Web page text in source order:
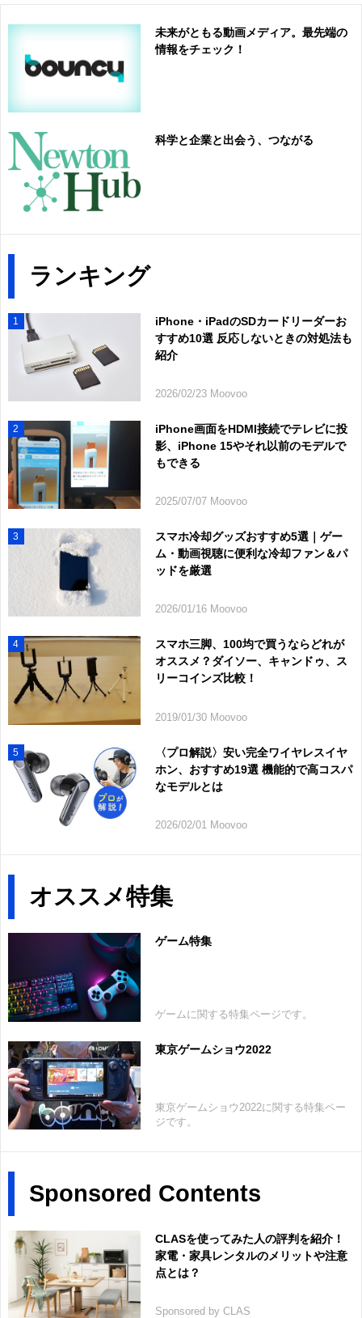
未来がともる動画メディア。最先端の
情報をチェック！
科学と企業と出会う、つながる
ランキング
1
iPhone・iPadのSDカードリーダーお
すすめ10選 反応しないときの対処法も
紹介
2026/02/23 Moovoo
2
iPhone画面をHDMI接続でテレビに投
影、iPhone 15やそれ以前のモデルで
もできる
2025/07/07 Moovoo
3
スマホ冷却グッズおすすめ5選｜ゲー
ム・動画視聴に便利な冷却ファン＆パ
ッドを厳選
2026/01/16 Moovoo
4
スマホ三脚、100均で買うならどれが
オススメ？ダイソー、キャンドゥ、ス
リーコインズ比較！
2019/01/30 Moovoo
5
〈プロ解説〉安い完全ワイヤレスイヤ
ホン、おすすめ19選 機能的で高コスパ
なモデルとは
2026/02/01 Moovoo
オススメ特集
ゲーム特集
ゲームに関する特集ページです。
東京ゲームショウ2022
東京ゲームショウ2022に関する特集ペー
ジです。
Sponsored Contents
CLASを使ってみた人の評判を紹介！
家電・家具レンタルのメリットや注意
点とは？
Sponsored by CLAS